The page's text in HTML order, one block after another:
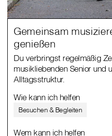
Gemeinsam
genießen
Du verbringst regelmäßig
musikliebenden Senior und
Alltagsstruktur.
Wie kann ich helfen
Besuchen & Begleiten
Wem kann ich helfen